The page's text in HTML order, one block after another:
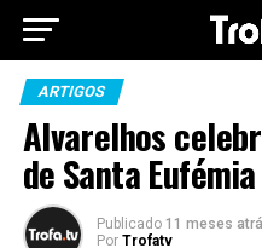
ARTIGOS
Alvarelhos
de Santa Eufémia
Publicado 11 meses
Por Trofatv